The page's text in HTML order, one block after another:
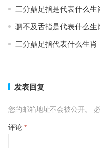
三分鼎足指是代表什么
驷不及舌指是代表什么生
三分鼎足指代表什么生肖
发表回复
您的邮箱地址不会被公开。
评论 *